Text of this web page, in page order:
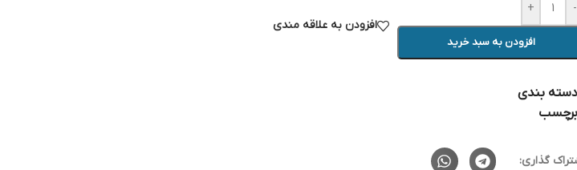
-
+
افزودن به سبد خرید
افزودن به علاقه مندی
بندی
گذاری: